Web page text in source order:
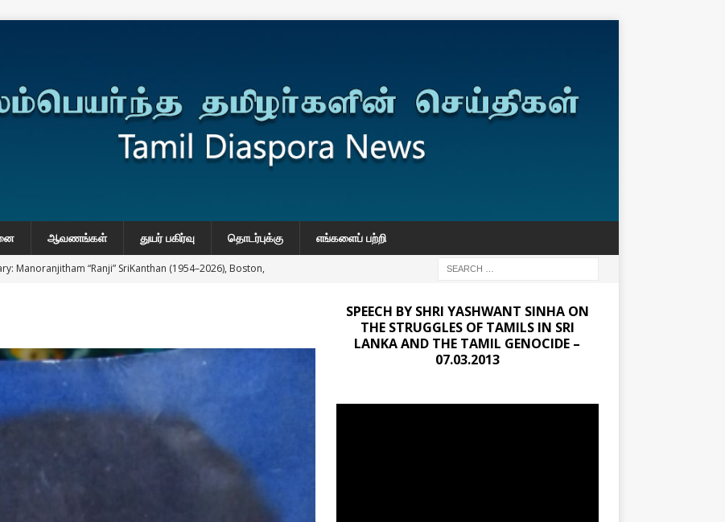
ஆவணங்கள் துயர் பகிர்வு தொடர்புக்கு எங்களைப் பற்றி
Manoranjitham “Ranji” SriKanthan (1954–2026), Boston,
சர்வதேச அரசியல் தீர்வின் அவசியத்தை மகா சங்க மாநாடு
to Professor Jonathan Goodhand: Why Academics Must
SPEECH BY SHRI YASHWANT SINHA ON
THE STRUGGLES OF TAMILS IN SRI
LANKA AND THE TAMIL GENOCIDE –
07.03.2013